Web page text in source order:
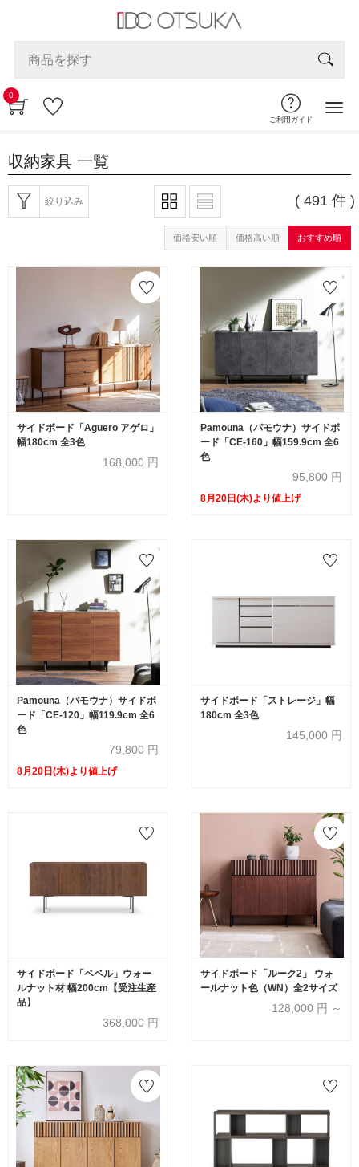
0
ご利用ガイド
収納家具 一覧
絞り込み ( 491 件 )
価格安い順 価格高い順 おすすめ順
サイドボード「Aguero アゲロ」
幅180cm 全3色
168,000 円
Pamouna（パモウナ）サイドボ
ード「CE-160」幅159.9cm 全6
色
95,800 円
8月20日(木)より値上げ
Pamouna（パモウナ）サイドボ
ード「CE-120」幅119.9cm 全6
色
79,800 円
8月20日(木)より値上げ
サイドボード「ストレージ」幅
180cm 全3色
145,000 円
サイドボード「ベベル」ウォー
ルナット材 幅200cm【受注生産
品】
368,000 円
サイドボード「ルーク2」 ウォ
ールナット色（WN）全2サイズ
128,000 円 ～